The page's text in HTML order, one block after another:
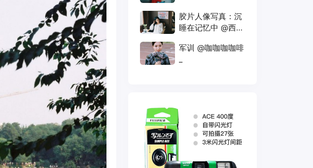
胶片人像写真：沉
睡在记忆中 @西歪
军训 @咖咖咖咖啡